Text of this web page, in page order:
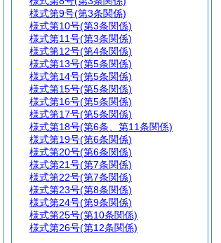
様式第9号(第3条関係)
様式第10号(第3条関係)
様式第11号(第3条関係)
様式第12号(第4条関係)
様式第13号(第5条関係)
様式第14号(第5条関係)
様式第15号(第5条関係)
様式第16号(第5条関係)
様式第17号(第5条関係)
様式第18号(第6条、第11条関係)
様式第19号(第6条関係)
様式第20号(第6条関係)
様式第21号(第7条関係)
様式第22号(第7条関係)
様式第23号(第8条関係)
様式第24号(第9条関係)
様式第25号(第10条関係)
様式第26号(第12条関係)